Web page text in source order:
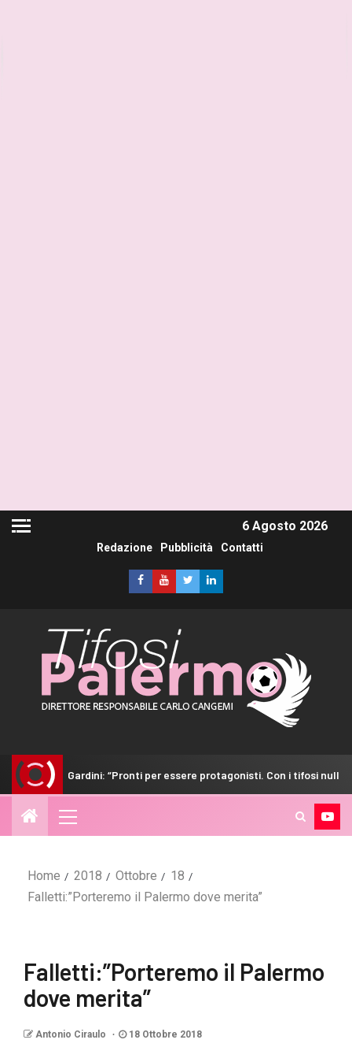
6 Agosto 2026
Redazione Pubblicità Contatti
“Pronti per essere protagonisti. Con i tifosi nulla è impossibile”
Home 2018 Ottobre
18
Falletti:”Porteremo il Palermo dove merita”
Falletti:”Porteremo il Palermo
dove merita”
Antonio Ciraulo 18 Ottobre 2018